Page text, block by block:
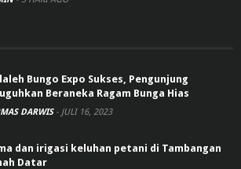
Bungo Expo Sukses, Pengunjung
Beraneka Ragam Bunga Hias
DARWIS - JULI 16, 2023
dan irigasi keluhan petani di Tambangan
Datar